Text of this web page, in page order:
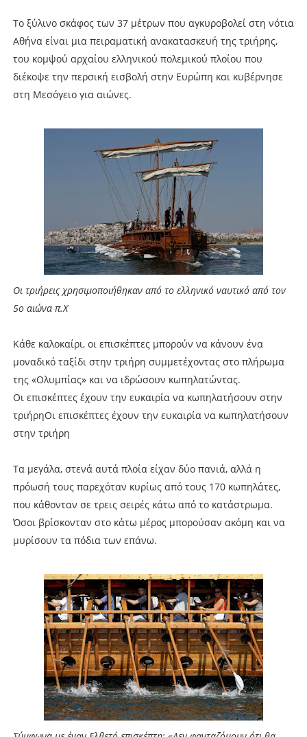
Το ξύλινο σκάφος των 37 μέτρων που αγκυροβολεί στη νότια
Αθήνα είναι μια πειραματική ανακατασκευή της τριήρης,
του κομψού αρχαίου ελληνικού πολεμικού πλοίου που
διέκοψε την περσική εισβολή στην Ευρώπη και κυβέρνησε
στη Μεσόγειο για αιώνες.
Οι τριήρεις χρησιμοποιήθηκαν από το ελληνικό ναυτικό από τον
5ο αιώνα π.Χ
Κάθε καλοκαίρι, οι επισκέπτες μπορούν να κάνουν ένα
μοναδικό ταξίδι στην τριήρη συμμετέχοντας στο πλήρωμα
της «Ολυμπίας» και να ιδρώσουν κωπηλατώντας.
Οι επισκέπτες έχουν την ευκαιρία να κωπηλατήσουν στην
τριήρηΟι επισκέπτες έχουν την ευκαιρία να κωπηλατήσουν
στην τριήρη
Τα μεγάλα, στενά αυτά πλοία είχαν δύο πανιά, αλλά η
πρόωσή τους παρεχόταν κυρίως από τους 170 κωπηλάτες,
που κάθονταν σε τρεις σειρές κάτω από το κατάστρωμα.
Όσοι βρίσκονταν στο κάτω μέρος μπορούσαν ακόμη και να
μυρίσουν τα πόδια των επάνω.